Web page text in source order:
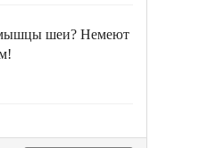
мышцы шеи? Немеют